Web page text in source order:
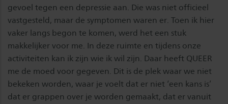
gevoel tegen een depressie aan. Die was niet officieel
vastgesteld, maar de symptomen waren er. Toen ik hier
vaker langs begon te komen, werd het een stuk
makkelijker voor me. In deze ruimte en tijdens onze
activiteiten kan ik zijn wie ik wil zijn. Daar heeft QUEER
me de moed voor gegeven. Dit is de plek waar we niet
bekeken worden, waar je voelt dat er niet ‘een kans is’
dat er grappen over je worden gemaakt, dat er vanuit